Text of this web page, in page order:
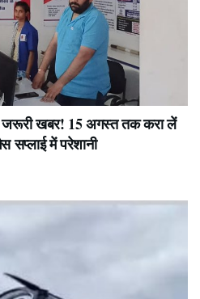
खबर! 15 अगस्त तक करा लें
सप्लाई में परेशानी